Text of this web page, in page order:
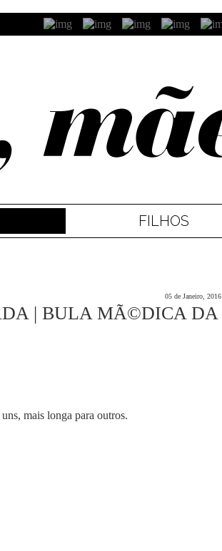
FILHOS
05 de Janeiro, 2016
| BULA MÃ©DICA DA
mais longa para outros.